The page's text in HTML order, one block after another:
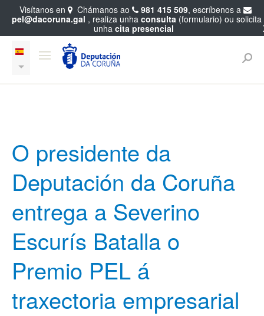
O presidente da
Deputación da Coruña
entrega a Severino
Escurís Batalla o
Premio PEL á
traxectoria empresarial
Visítanos en Chámanos ao 981 415 509, escríbenos a
pel@dacoruna.gal , realiza unha consulta(formulario) ou solicita
unha cita presencial